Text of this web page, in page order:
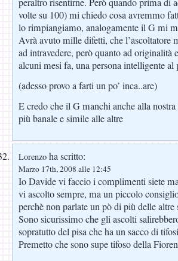
volte su 100) mi chiedo cosa avremmo
lo rimpiangiamo, analogamente il G mi
Avrà avuto mille difetti, che l’ascoltatore
ad intravedere, però quanto ad originalità
alcuni mesi fa, una persona intelligente al
(adesso provo a farti un po’ inca..are)
E credo che il G manchi anche alla nostra
più banale e simile alle altre
Lorenzo ha scritto:
Marzo 17th, 2008 alle 12:45
Io Davide vi faccio i complimenti siete
vi ascolto sempre, ma un piccolo
perchè non parlate un pò di più delle altre
Sono sicurissimo che gli ascolti
sopratutto del pisa che ha un sacco di
Premetto che sono supe tifoso della